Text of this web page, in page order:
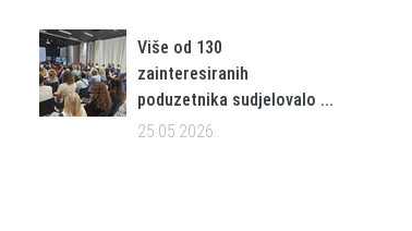
Više od 130
zainteresiranih
poduzetnika sudjelovalo ...
25.05.2026..